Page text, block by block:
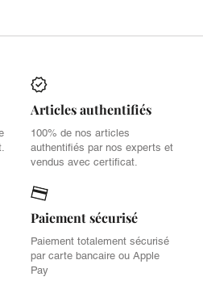
Articles authentifiés
100% de nos articles
authentifiés par nos experts et
vendus avec certificat.
Paiement sécurisé
Paiement totalement sécurisé
par carte bancaire ou Apple
Pay